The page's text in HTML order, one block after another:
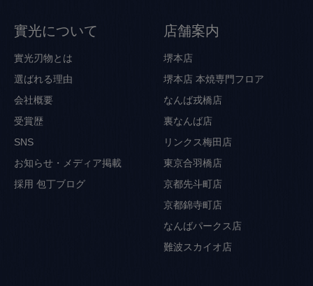
實光について
實光刃物とは
選ばれる理由
会社概要
受賞歴
SNS
お知らせ・メディア掲載
採用 包丁ブログ
店舗案内
堺本店
堺本店 本焼専門フロア
なんば戎橋店
裏なんば店
リンクス梅田店
東京合羽橋店
京都先斗町店
京都錦寺町店
なんばパークス店
難波スカイオ店